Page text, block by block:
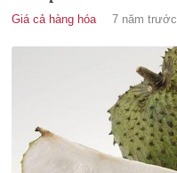
Giá cả hàng hóa 7 năm trước